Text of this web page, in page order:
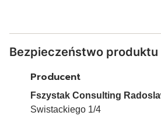
Bezpieczeństwo produktu
Producent
Fszystak Consulting
Swistackiego 1/4